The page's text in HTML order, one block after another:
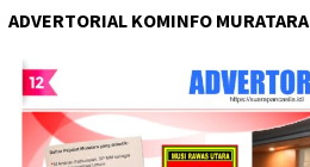
ADVERTORIAL KOMINFO MURATARA